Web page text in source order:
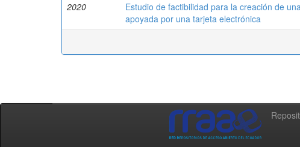
2020
Estudio de factibilidad para la creación de
apoyada por una tarjeta electrónica